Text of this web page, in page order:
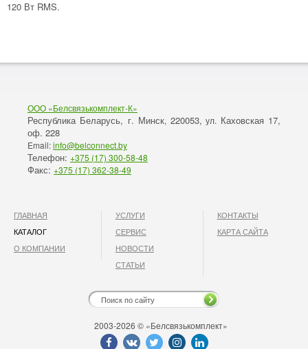
120 Вт RMS.
ООО «Белсвязькомплект-К»
Республика Беларусь, г. Минск, 220053, ул. Каховская 17,
оф. 228
Email:info@belconnect.by
Телефон: +375 (17) 300-58-48
Факс: +375 (17) 362-38-49
ГЛАВНАЯ
КАТАЛОГ
О КОМПАНИИ
УСЛУГИ
СЕРВИС
НОВОСТИ
СТАТЬИ
КОНТАКТЫ
КАРТА САЙТА
2003-2026 © «Белсвязькомплект»